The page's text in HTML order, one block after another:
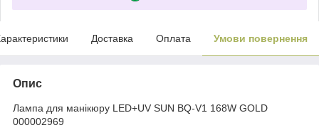
Доставка Оплата Умови повернення
Опис
Лампа для манікюру LED+UV SUN BQ-V1 168W GOLD
000002969